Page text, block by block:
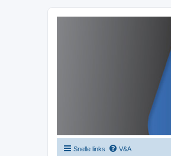
Snelle links V&A